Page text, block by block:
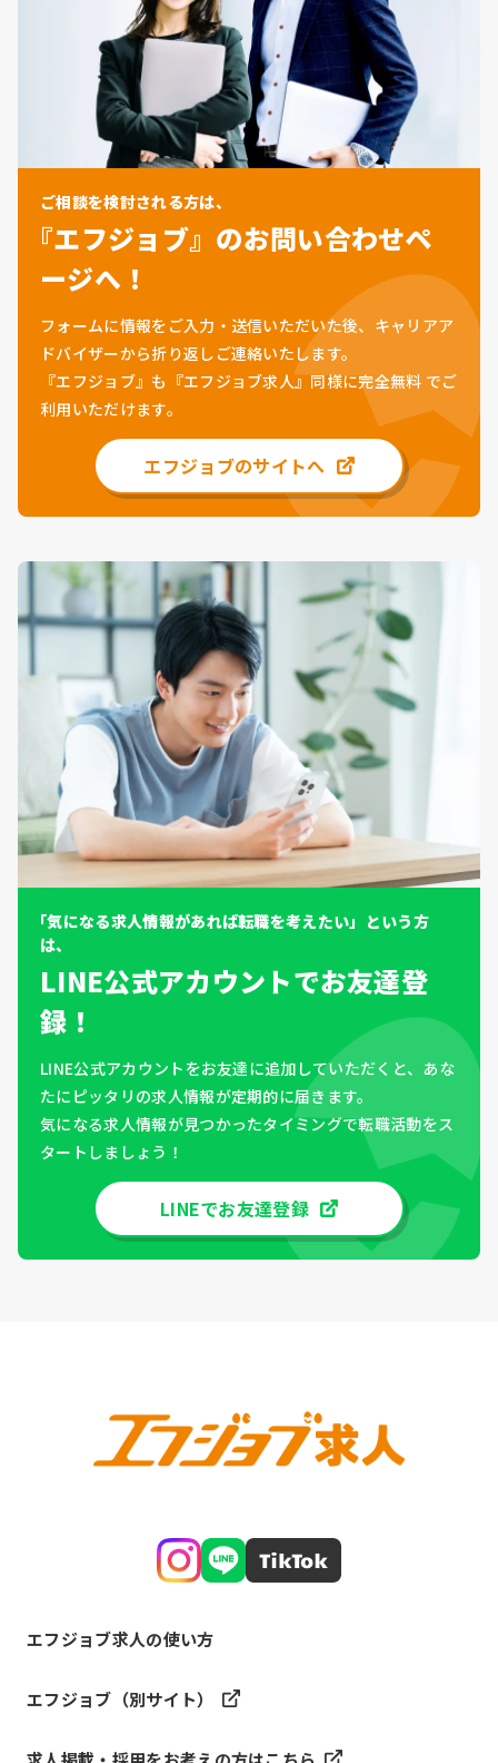
ご相談を検討される方は、
『エフジョブ』のお問い合わせペ
ージへ！
フォームに情報をご入力・送信いただいた後、キャリアア
ドバイザーから折り返しご連絡いたします。
『エフジョブ』も『エフジョブ求人』同様に完全無料 でご
利用いただけます。
エフジョブのサイトへ
「気になる求人情報があれば転職を考えたい」という方
は、
LINE公式アカウントでお友達登
録！
LINE公式アカウントをお友達に追加していただくと、あな
たにピッタリの求人情報が定期的に届きます。
気になる求人情報が見つかったタイミングで転職活動をス
タートしましょう！
LINEでお友達登録
エフジョブ求人の使い方
エフジョブ（別サイト）